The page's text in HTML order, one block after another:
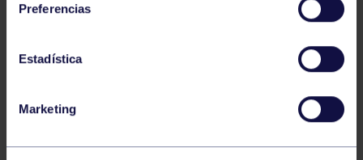
Preferencias
Estadística
Marketing
Gonzalo, deportista del Grupo, ha sido convocado por
ampeonato de España
de Bocciade jóvenes.